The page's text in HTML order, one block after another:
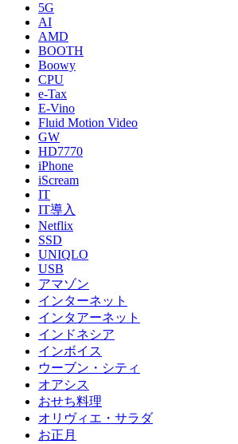
5G
AI
AMD
BOOTH
Boowy
CPU
e-Tax
E-Vino
Fluid Motion Video
GW
HD7770
iPhone
iScream
IT
IT導入
Netflix
SSD
UNIQLO
USB
アマゾン
インターネット
インタアーネット
インドネシア
インボイス
ウーブン・シティ
オアシス
おせち料理
オリヴィエ・サラダ
お正月